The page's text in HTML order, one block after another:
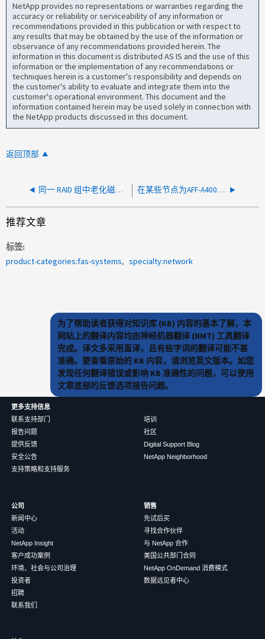
NetApp provides no representations or warranties regarding the
accuracy or reliability or serviceability of any information or
recommendations provided in this publication or with respect to
any results that may be obtained by the use of the information or
observance of any recommendations provided herein. The
information in this document is distributed AS IS and the use of this
information or the implementation of any recommendations or
techniques herein is a customer's responsibility and depends on
the customer's ability to evaluate and integrate them into the
customer's operational environment. This document and the
information contained herein may be used solely in connection with
the NetApp products discussed in this document.
返回顶部
同一 RAID 组中老化磁盘的故障增加 在某些节点为AFF-A400的混合集群配置中、CIFS间接访问失败
推荐文章
标签
product-categories:fas-systems
specialty:network
为了帮助读者获得对知识库 (KB) 内容的基本了解，本
网站上的翻译内容均由神经机器翻译 (NMT) 工具翻译
完成。译文多采用直译，且有些字词的翻译可能不甚
准确。要查看原始的 KB 内容，请浏览英文版本。如您
发现任何翻译错误或影响 KB 准确性的问题，可以使用
文章底部的反馈选项报告问题。
更多支持信息
联系支持部门
报告问题
提供反馈
安全公告
支持策略和支持服务
培训
社区
Digital Support Blog
NetApp Neighborhood
公司
新闻中心
活动
NetApp Insight
客户成功案例
环境、社会与公司治理
投资者
招聘
联系我们
销售
先试后买
寻找合作伙伴
与 NetApp 合作
美国公共部门合同
NetApp OnDemand 消费模式
数据远见者中心